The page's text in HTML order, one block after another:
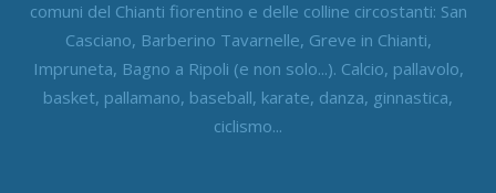
comuni del Chianti fiorentino e delle colline circostanti: San
Casciano, Barberino Tavarnelle, Greve in Chianti,
Impruneta, Bagno a Ripoli (e non solo...). Calcio, pallavolo,
basket, pallamano, baseball, karate, danza, ginnastica,
ciclismo...